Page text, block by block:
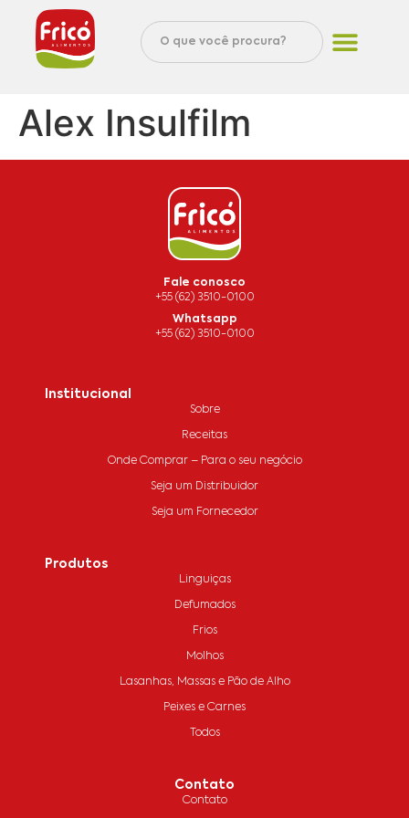
Alex Insulfilm
Fale conosco
+55 (62) 3510-0100
Whatsapp
+55 (62) 3510-0100
Institucional
Sobre
Receitas
Onde Comprar – Para o seu negócio
Seja um Distribuidor
Seja um Fornecedor
Produtos
Linguiças
Defumados
Frios
Molhos
Lasanhas, Massas e Pão de Alho
Peixes e Carnes
Todos
Contato
Contato